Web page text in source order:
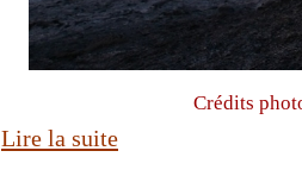
Crédits
Lire la suite